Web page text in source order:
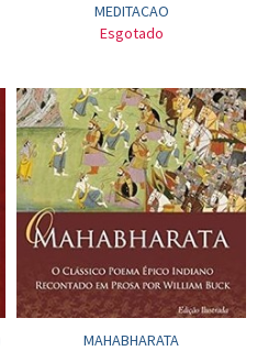
MEDITACAO
Esgotado
MAHABHARATA